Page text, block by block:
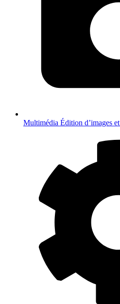
Multimédia Édition d’images